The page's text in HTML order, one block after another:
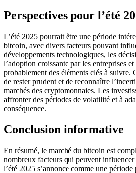
Perspectives pour l’été
L’été 2025 pourrait être une période
bitcoin, avec divers facteurs pouvant
développements technologiques, les
l’adoption croissante par les entreprises
probablement des éléments clés à suivre.
de rester prudent et de reconnaître
marchés des cryptomonnaies. Les
affronter des périodes de volatilité et à
conséquence.
Conclusion informative
En résumé, le marché du bitcoin est
nombreux facteurs qui peuvent
l’été 2025 s’annonce comme une